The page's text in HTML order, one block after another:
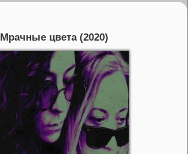
Мрачные цвета (2020)